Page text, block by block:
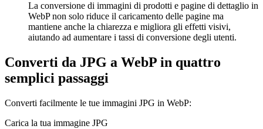
La conversione di immagini di prodotti e pagine di dettaglio in
WebP non solo riduce il caricamento delle pagine ma
mantiene anche la chiarezza e migliora gli effetti visivi,
aiutando ad aumentare i tassi di conversione degli utenti.
Converti da JPG a WebP in quattro
semplici passaggi
Converti facilmente le tue immagini JPG in WebP:
Carica la tua immagine JPG